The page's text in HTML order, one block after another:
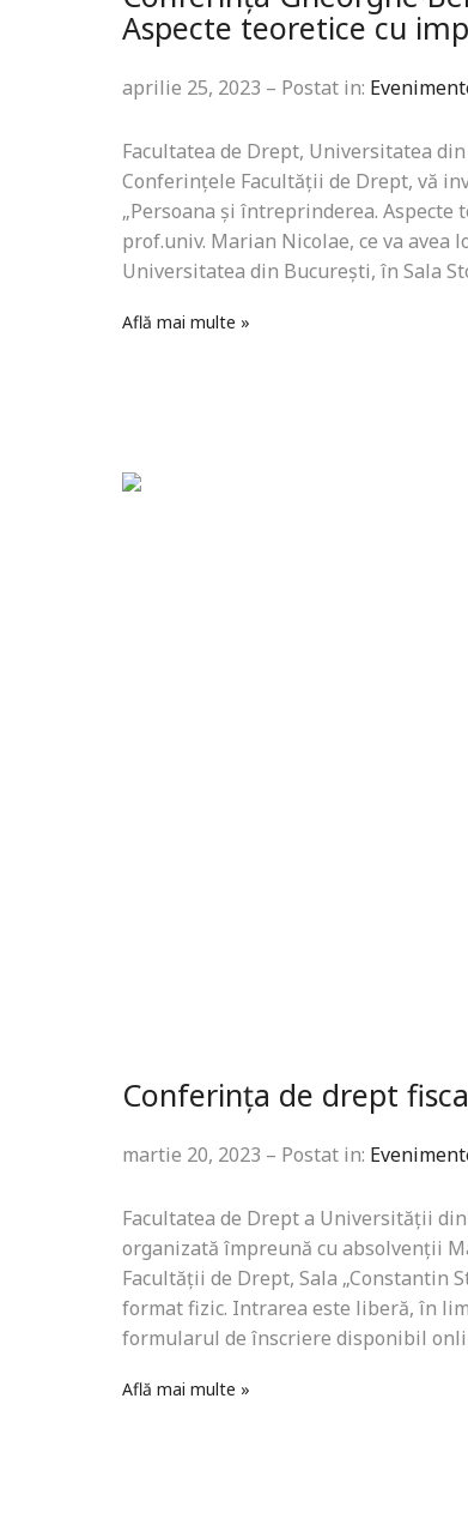
Aspecte teoretice cu
aprilie 25, 2023 – Postat in:
Facultatea de Drept, Universitatea
Conferințele Facultății de Drept, vă
„Persoana și întreprinderea.
prof.univ. Marian Nicolae, ce va avea
Universitatea din București, în Sala
Află mai multe
Conferința de drept
martie 20, 2023 – Postat in:
Facultatea de Drept a Universității
organizată împreună cu absolvenții
Facultății de Drept, Sala „Constantin
format fizic. Intrarea este liberă, în
formularul de înscriere disponibil
Află mai multe